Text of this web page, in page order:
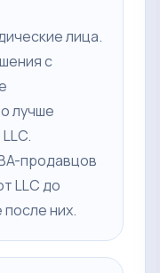
лица.
с
лучше
продавцов
LLC до
них.